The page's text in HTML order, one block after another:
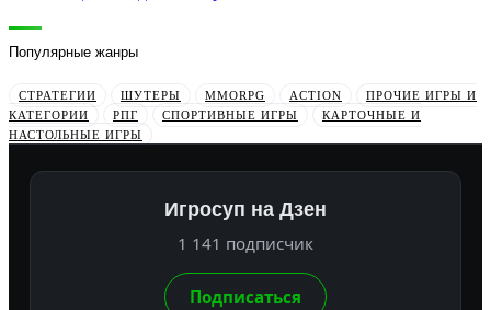
Популярные жанры
СТРАТЕГИИ ШУТЕРЫ MMORPG ACTION
ПРОЧИЕ ИГРЫ И
КАТЕГОРИИ
РПГ СПОРТИВНЫЕ ИГРЫ
КАРТОЧНЫЕ И
НАСТОЛЬНЫЕ ИГРЫ
Игросуп на Дзен
1 141 подписчик
Подписаться